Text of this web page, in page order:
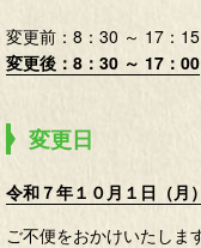
変更前：8：30 ～ 17：15
変更後：8：30 ～ 17：00
変更日
令和７年１０月１日（月）
ご不便をおかけいたしま